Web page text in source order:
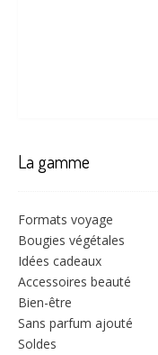
La gamme
Formats voyage
Bougies végétales
Idées cadeaux
Accessoires beauté
Bien-être
Sans parfum ajouté
Soldes